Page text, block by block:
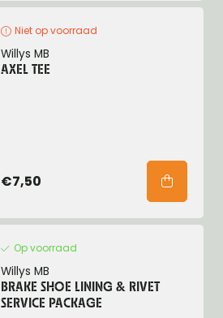
Niet op voorraad
Willys MB
AXEL TEE
€7,50
Op voorraad
Willys MB
BRAKE SHOE LINING & RIVET
SERVICE PACKAGE